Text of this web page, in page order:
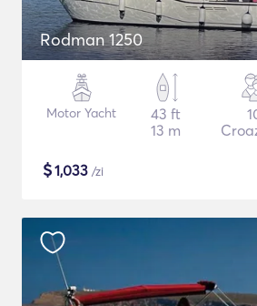
Rodman 1250
Motor Yacht
43 ft
13 m
$1,033 /zi